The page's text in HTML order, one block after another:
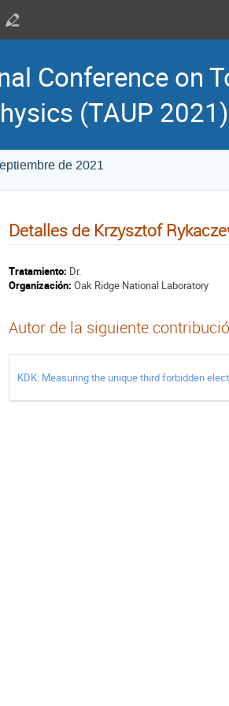
Conference on
(TAUP 2021)
de 2021
Detalles de Krzysztof
Tratamiento: Dr.
Organización: Oak Ridge National Laboratory
Autor de la siguiente
KDK: Measuring the unique third forbidden